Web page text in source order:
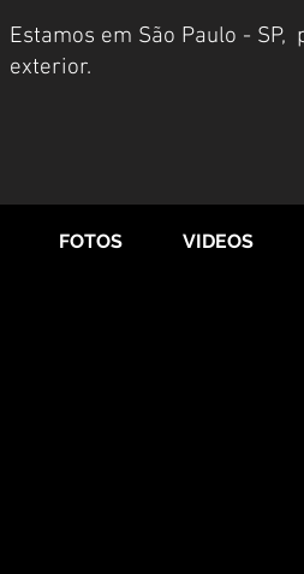
Estamos em São Paulo - SP,
exterior.
FOTOS VIDEOS